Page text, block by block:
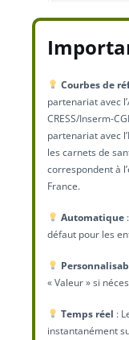
Courbes de
partenariat avec
CRESS/Inserm-
partenariat avec
les carnets de
correspondent à
France.
Automatique:
défaut pour les
« Valeur » si
Temps réel :
instantanément